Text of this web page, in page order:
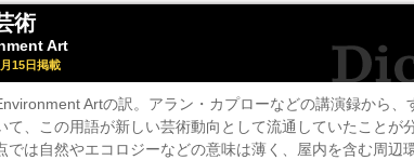
術
Art
15日掲載
Artの訳。アラン・カプローなどの講演録から、
て、この用語が新しい芸術動向として流通していたことが
では自然やエコロジーなどの意味は薄く、屋内を含む周辺